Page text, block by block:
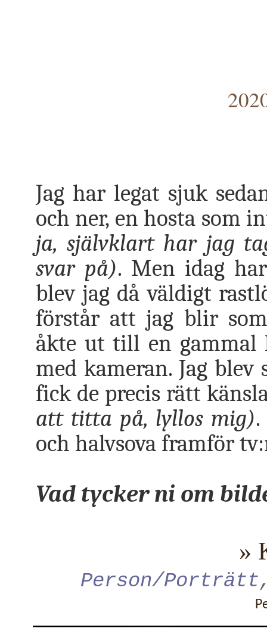
Jag har legat sjuk
och ner, en hosta som
ja, självklart har jag
svar på). Men idag
blev jag då väldigt
förstår att jag blir
åkte ut till en
med kameran. Jag
fick de precis rätt
att titta på, lyllos mig)
och halvsova framför
Vad tycker ni om
»
Person/Porträtt